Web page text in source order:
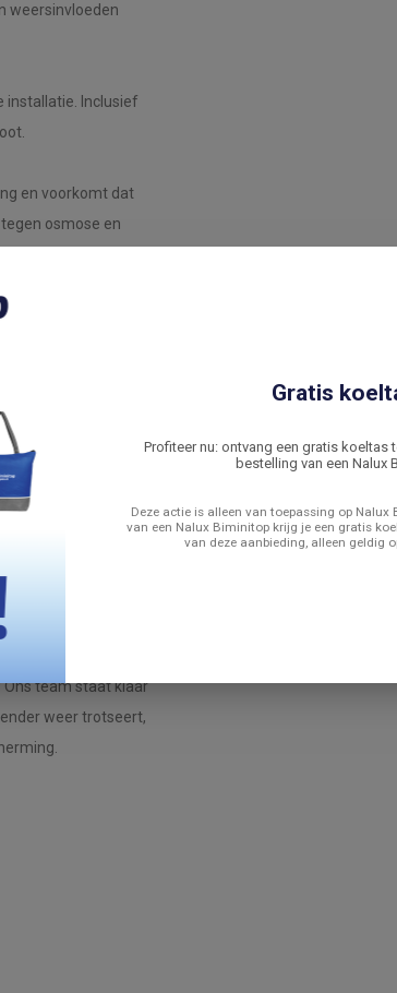
weersinvloeden
installatie. Inclusief
en voorkomt dat
osmose en
de installatie
en duurzame
levensduur.
wat hem veelzijdig
Ons team staat klaar
weer trotseert,
Gratis
Profiteer nu: ontvang een gratis koeltas
bestelling van een Nalux
Deze actie is alleen van toepassing op Nalux
van een Nalux Biminitop krijg je een gratis
van deze aanbieding, alleen geldig